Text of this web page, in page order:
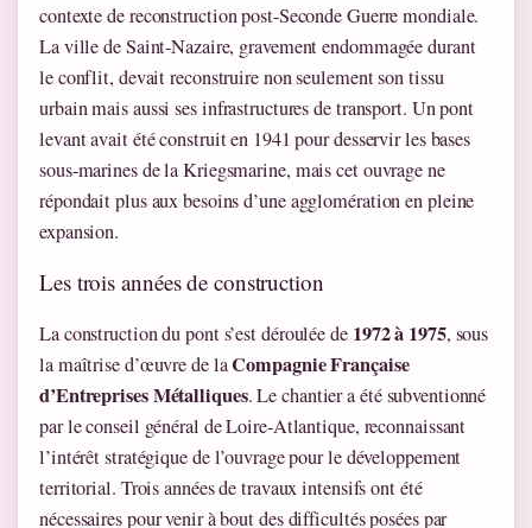
contexte de reconstruction post-Seconde Guerre mondiale.
La ville de Saint-Nazaire, gravement endommagée durant
le conflit, devait reconstruire non seulement son tissu
urbain mais aussi ses infrastructures de transport. Un pont
levant avait été construit en 1941 pour desservir les bases
sous-marines de la Kriegsmarine, mais cet ouvrage ne
répondait plus aux besoins d’une agglomération en pleine
expansion.
Les trois années de construction
La construction du pont s’est déroulée de 1972 à 1975, sous
la maîtrise d’œuvre de laCompagnie Française
d’Entreprises Métalliques. Le chantier a été subventionné
par le conseil général de Loire-Atlantique, reconnaissant
l’intérêt stratégique de l’ouvrage pour le développement
territorial. Trois années de travaux intensifs ont été
nécessaires pour venir à bout des difficultés posées par